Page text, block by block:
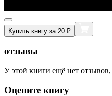
Купить книгу за 20 ₽
отзывы
У этой книги ещё нет
Оцените книгу